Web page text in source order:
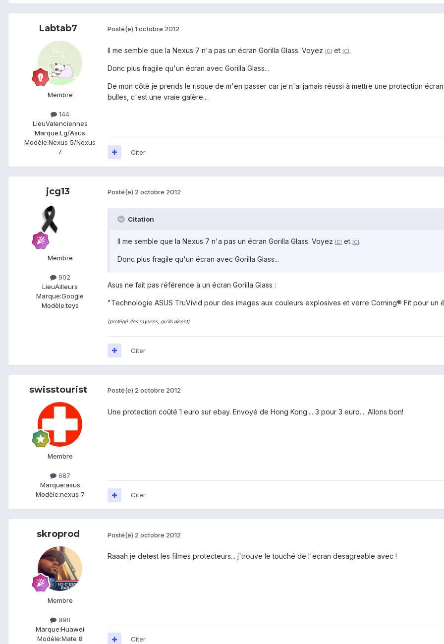
Labtab7
Membre
144
LieuValenciennes
Marque:Lg/Asus
Modèle:Nexus 5/Nexus
7
Posté(e) 1 octobre 2012
Il me semble que la Nexus 7 n'a pas un écran Gorilla Glass. Voyez ici et ici.
Donc plus fragile qu'un écran avec Gorilla Glass...
De mon côté je prends le risque de m'en passer car je n'ai jamais réussi à mettre une protection
bulles, c'est une vraie galère...
Citer
jcg13
Membre
902
LieuAilleurs
Marque:Google
Modèle:toys
Posté(e) 2 octobre 2012
Citation
Il me semble que la Nexus 7 n'a pas un écran Gorilla Glass. Voyez ici et ici.
Donc plus fragile qu'un écran avec Gorilla Glass...
Asus ne fait pas référence à un écran Gorilla Glass :
"Technologie ASUS TruVivid pour des images aux couleurs explosives et verre Corning® Fit pour un
(protégé des rayures, qu'ils disent)
Citer
swisstourist
Membre
687
Marque:asus
Modèle:nexus 7
Posté(e) 2 octobre 2012
Une protection coûté 1 euro sur ebay. Envoyé de Hong Kong.... 3 pour 3 euro.... Allons bon!
Citer
skroprod
Membre
998
Marque:Huawei
Modèle:Mate 8
Posté(e) 2 octobre 2012
Raaah je detest les filmes protecteurs... j'trouve le touché de l'ecran desagreable avec !
Citer